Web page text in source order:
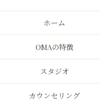
ホーム
OMAの特徴
スタジオ
カウンセリング